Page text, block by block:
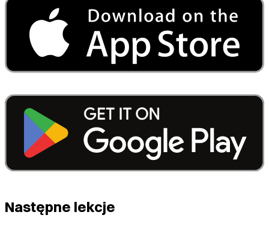
Następne lekcje